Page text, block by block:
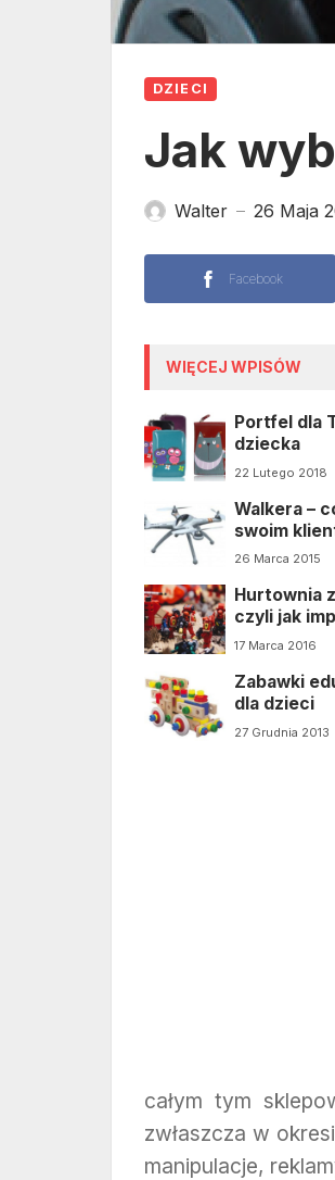
DZIECI
Jak
Walter — 26 Maja
Facebook
WIĘCEJ WPISÓW
Portfel dla
dziecka
22 Lutego 2018
Walkera –
swoim
26 Marca 2015
Hurtownia
czyli jak
zabawek
17 Marca 2016
Zabawki
dla dzieci
27 Grudnia 2013
całym tym
zwłaszcza w
manipulacje,